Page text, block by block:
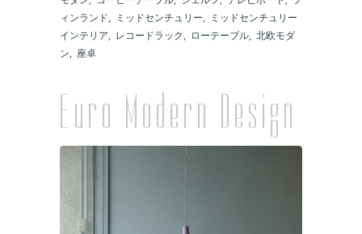
ィンランド, ミッドセンチュリー, ミッドセンチュリー
インテリア, レコードラック, ローテーブル, 北欧モダ
ン, 座卓
Euro Modern Design